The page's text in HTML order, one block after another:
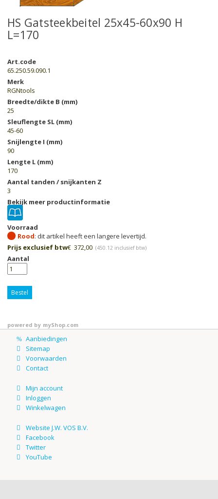
HS Gatsteekbeitel 25x45-60x90 H
L=170
Art.code
65.250.59.090.1
Merk
RGNtools
Breedte/dikte B (mm)
25
Sleuflengte SL (mm)
45-60
Snijlengte I (mm)
90
Lengte L (mm)
170
Aantal tanden / snijkanten Z
3
Bekijk meer productinformatie
Voorraad
Rood
Prijs exclusief btw€ 372,00 (450.12 inclusief btw)
Aantal
Bestel
powered by myShop.com